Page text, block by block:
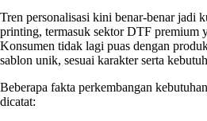
Tren personalisasi kini benar-benar jadi
printing, termasuk sektor DTF premium
Konsumen tidak lagi puas dengan
sablon unik, sesuai karakter serta
Beberapa fakta perkembangan
dicatat: